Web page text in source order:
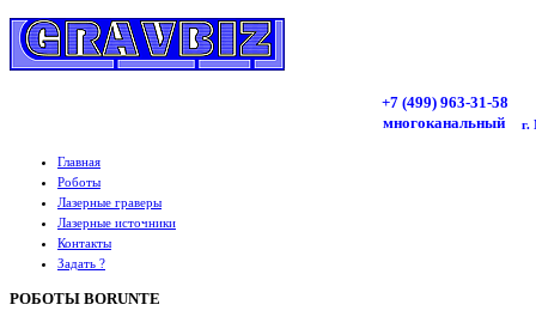
+7 (499) 963-31-58
многоканальный
г.
Главная
Роботы
Лазерные граверы
Лазерные источники
Контакты
Задать ?
РОБОТЫ BORUNTE